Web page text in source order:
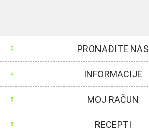
PRONAĐITE NAS
INFORMACIJE
MOJ RAČUN
RECEPTI